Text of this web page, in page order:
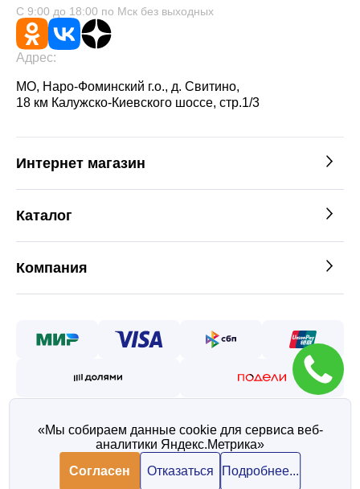
С 9:00 до 18:00 по Мск без выходных
Адрес:
МО, Наро-Фоминский г.о., д. Свитино,
18 км Калужско-Киевского шоссе, стр.1/3
Интернет магазин
Каталог
Компания
©2026 — Таврос интернет
магазин металлопроката
Политика конфиденциальности
«Мы собираем данные cookie для сервиса веб-
аналитики Яндекс.Метрика»
Согласен
Отказаться Подробнее...